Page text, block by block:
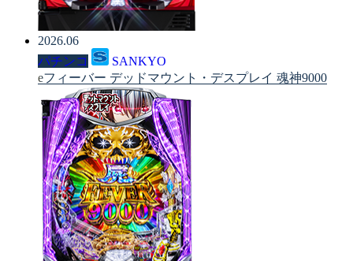
2026.06
パチンコ
SANKYO
eフィーバー デッドマウント・デスプレイ 魂神9000